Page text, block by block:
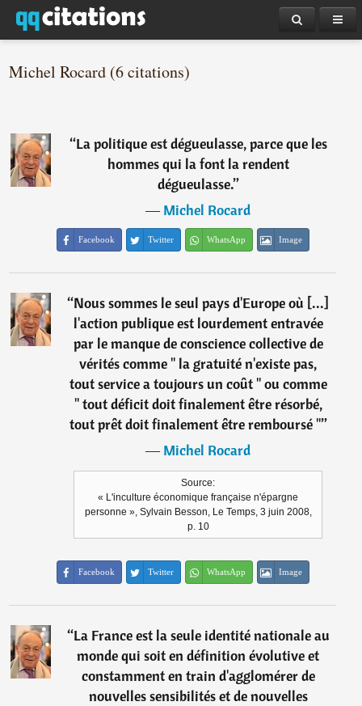
Michel Rocard (6 citations)
“La politique est dégueulasse, parce que les
hommes qui la font la rendent
dégueulasse.”
―Michel Rocard
Facebook Twitter WhatsApp Image
“Nous sommes le seul pays d'Europe où [...]
l'action publique est lourdement entravée
par le manque de conscience collective de
vérités comme " la gratuité n'existe pas,
tout service a toujours un coût " ou comme
" tout déficit doit finalement être résorbé,
tout prêt doit finalement être remboursé "”
―Michel Rocard
Source:
« L'inculture économique française n'épargne
personne », Sylvain Besson, Le Temps, 3 juin 2008,
p. 10
Facebook Twitter WhatsApp Image
“La France est la seule identité nationale au
monde qui soit en définition évolutive et
constamment en train d'agglomérer de
nouvelles sensibilités et de nouvelles